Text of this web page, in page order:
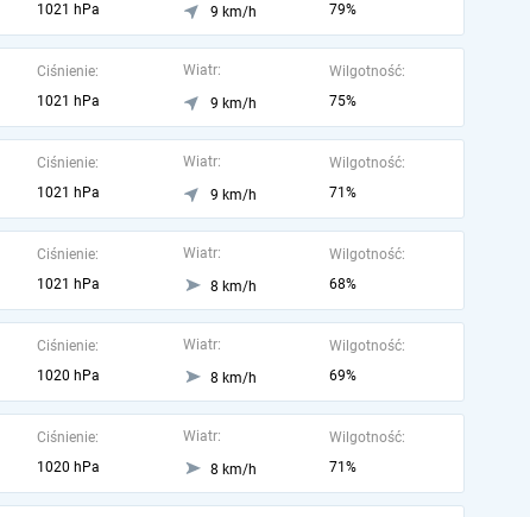
1021 hPa
9 km/h
79%
Ciśnienie:
1021 hPa
Wiatr:
9 km/h
Wilgotność:
75%
Ciśnienie:
1021 hPa
Wiatr:
9 km/h
Wilgotność:
71%
Ciśnienie:
1021 hPa
Wiatr:
8 km/h
Wilgotność:
68%
Ciśnienie:
1020 hPa
Wiatr:
8 km/h
Wilgotność:
69%
Ciśnienie:
1020 hPa
Wiatr:
8 km/h
Wilgotność:
71%